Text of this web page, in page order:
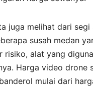
juga melihat dari segi
susah medan
risiko, alat yang
Harga video drone
mulai dari